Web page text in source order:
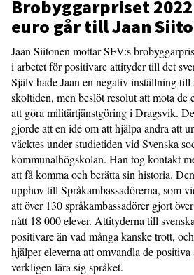
Brobyggarpriset 2022
euro går till Jaan
Jaan Siitonen mottar SFV:s
i arbetet för positivare attityder till det
Själv hade Jaan en negativ inställning till
skoltiden, men beslöt resolut att mota de
att göra militärtjänstgöring i Dragsvik.
gjorde att en idé om att hjälpa andra att
väcktes under studietiden vid Svenska
kommunalhögskolan. Han tog kontakt
att få komma och berätta sin historia.
upphov till Språkambassadörerna, som
att över 130 språkambassadörer gjort
nått 18 000 elever. Attityderna till
positivare än vad många kanske trott,
hjälper eleverna att omvandla de
verkligen lära sig språket.